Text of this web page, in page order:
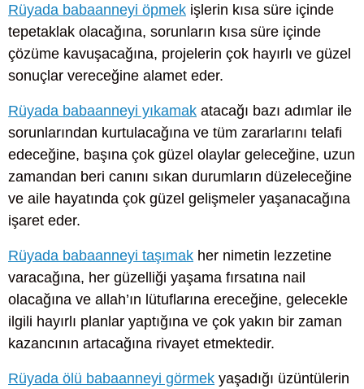
Rüyada babaanneyi öpmek işlerin kısa süre içinde
tepetaklak olacağına, sorunların kısa süre içinde
çözüme kavuşacağına, projelerin çok hayırlı ve güzel
sonuçlar vereceğine alamet eder.
Rüyada babaanneyi yıkamak atacağı bazı adımlar ile
sorunlarından kurtulacağına ve tüm zararlarını telafi
edeceğine, başına çok güzel olaylar geleceğine, uzun
zamandan beri canını sıkan durumların düzeleceğine
ve aile hayatında çok güzel gelişmeler yaşanacağına
işaret eder.
Rüyada babaanneyi taşımak her nimetin lezzetine
varacağına, her güzelliği yaşama fırsatına nail
olacağına ve allah’ın lütuflarına ereceğine, gelecekle
ilgili hayırlı planlar yaptığına ve çok yakın bir zaman
kazancının artacağına rivayet etmektedir.
Rüyada ölü babaanneyi görmek yaşadığı üzüntülerin